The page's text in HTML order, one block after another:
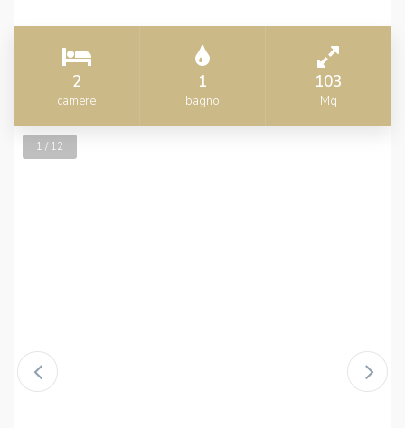
2
camere
1
bagno
103
Mq
1 / 12